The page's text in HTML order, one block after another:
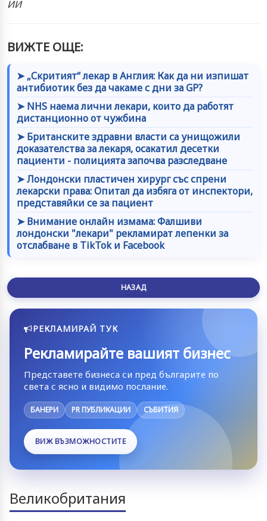
ИИ
ВИЖТЕ ОЩЕ:
➤ „Скритият“ лекар в Англия: Как да ни изпишат
антибиотик без да чакаме с дни за GP?
➤ NHS наема лични лекари, които да работят
дистанционно от чужбина
➤ Британските здравни власти са унищожили
доказателства за лекаря, осакатил десетки
пациенти - полицията започва разследване
➤ Лондонски пластичен хирург със спрени
лекарски права: Опитал да избяга от инспектори,
представяйки се за пациент
➤ Внимание онлайн измама: Фалшиви
лондонски "лекари" рекламират лепенки за
отслабване в TikTok и Facebook
НАЗАД
РЕКЛАМИРАЙ ТУК
Рекламирайте вашият бизнес
Представете бизнеса си пред българите по
света с ясно и видимо послание.
БАНЕРИ PR ПУБЛИКАЦИИ СЪБИТИЯ
ВИЖ ВЪЗМОЖНОСТИТЕ
Великобритания